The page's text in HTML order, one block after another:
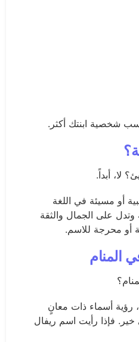
شخصية ابنتك أكثر.
لا، أبداً.
أو مسيئة في اللغة
وتدل على الجمال والثقة
أو محرجة للاسم.
المنام
رؤية أسماء ذات معانٍ
فإذا رأيت اسم ريفال